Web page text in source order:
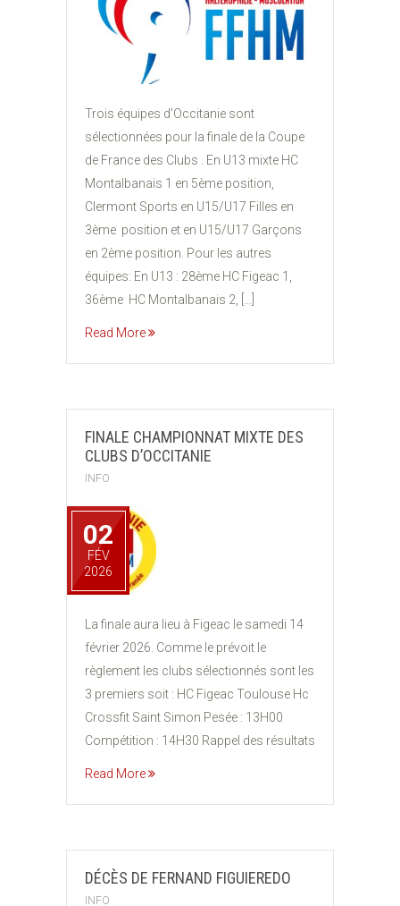
Trois équipes d’Occitanie sont
sélectionnées pour la finale de la Coupe
de France des Clubs . En U13 mixte HC
Montalbanais 1 en 5ème position,
Clermont Sports en U15/U17 Filles en
3ème position et en U15/U17 Garçons
en 2ème position. Pour les autres
équipes: En U13 : 28ème HC Figeac 1,
36ème HC Montalbanais 2, […]
Read More
FINALE CHAMPIONNAT MIXTE DES
CLUBS D’OCCITANIE
INFO
02
FÉV
2026
La finale aura lieu à Figeac le samedi 14
février 2026. Comme le prévoit le
règlement les clubs sélectionnés sont les
3 premiers soit : HC Figeac Toulouse Hc
Crossfit Saint Simon Pesée : 13H00
Compétition : 14H30 Rappel des résultats
Read More
DÉCÈS DE FERNAND FIGUIEREDO
INFO